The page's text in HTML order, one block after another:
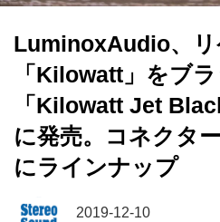
LuminoxAudio、
「Kilowatt」をブ
「Kilowatt Jet
に発売。コネクタ
にラインナップ
2019-12-10